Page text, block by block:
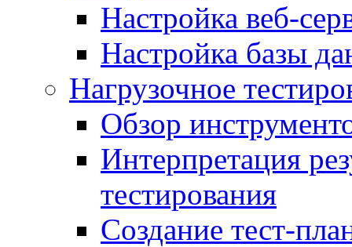
Настройка веб-
Настройка базы
Нагрузочное
Обзор
Интерпретация
тестирования
Создание тест-